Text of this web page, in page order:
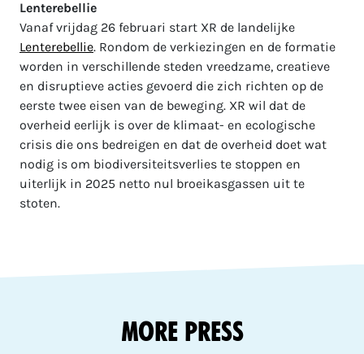
Lenterebellie
Vanaf vrijdag 26 februari start XR de landelijke
Lenterebellie. Rondom de verkiezingen en de formatie
worden in verschillende steden vreedzame, creatieve
en disruptieve acties gevoerd die zich richten op de
eerste twee eisen van de beweging. XR wil dat de
overheid eerlijk is over de klimaat- en ecologische
crisis die ons bedreigen en dat de overheid doet wat
nodig is om biodiversiteitsverlies te stoppen en
uiterlijk in 2025 netto nul broeikasgassen uit te
stoten.
More Press